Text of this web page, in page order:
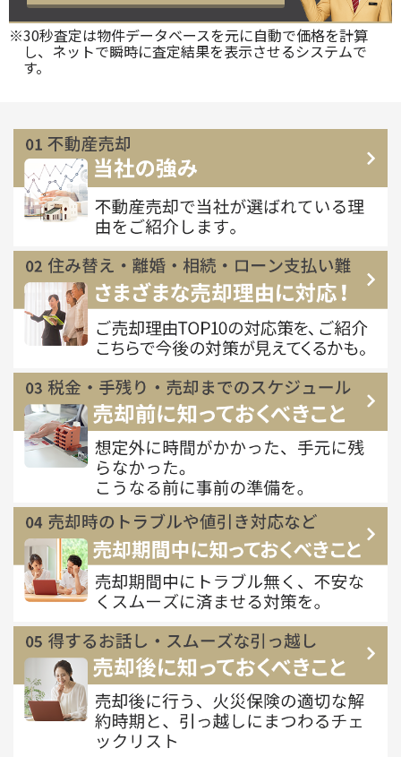
※30秒査定は物件データベースを元に自動で価格を計算
し、ネットで瞬時に査定結果を表示させるシステムで
す。